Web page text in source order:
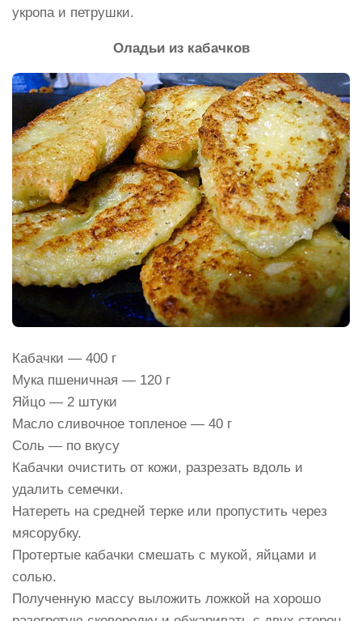
укропа и петрушки.
Оладьи из кабачков
Кабачки — 400 г
Мука пшеничная — 120 г
Яйцо — 2 штуки
Масло сливочное топленое — 40 г
Соль — по вкусу
Кабачки очистить от кожи, разрезать вдоль и
удалить семечки.
Натереть на средней терке или пропустить через
мясорубку.
Протертые кабачки смешать с мукой, яйцами и
солью.
Полученную массу выложить ложкой на хорошо